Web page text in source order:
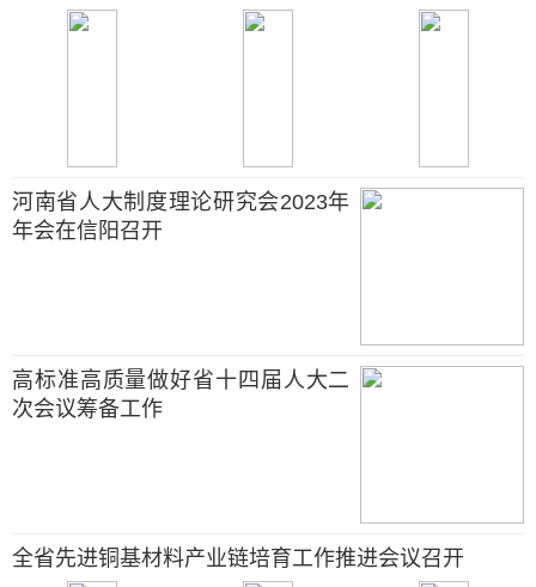
河南省人大制度理论研究会2023年
年会在信阳召开
高标准高质量做好省十四届人大二
次会议筹备工作
全省先进铜基材料产业链培育工作推进会议召开